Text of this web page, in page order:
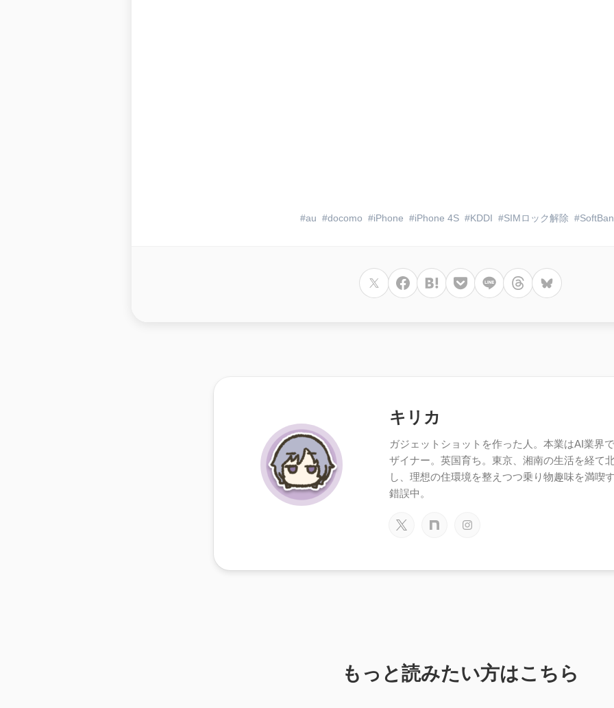
au docomo iPhone iPhone 4S KDDI SIMロック解除
キリカ
ガジェットショットを作った人。本業はAI業界
ザイナー。英国育ち。東京、湘南の生活を経て
し、理想の住環境を整えつつ乗り物趣味を満喫
錯誤中。
もっと読みたい方はこちら